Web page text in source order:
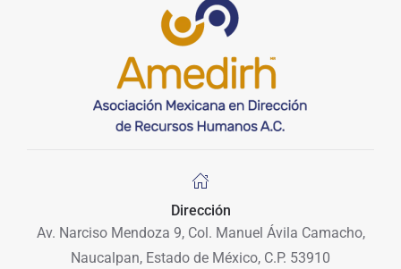
Dirección
Av. Narciso Mendoza 9, Col. Manuel Ávila Camacho,
Naucalpan, Estado de México, C.P. 53910